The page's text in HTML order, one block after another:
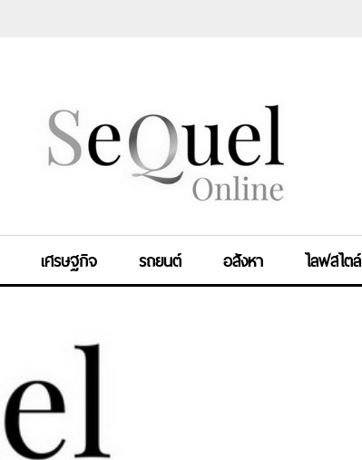
เศรษฐกิจ รถยนต์ อสังหา ไลฟสไตล์